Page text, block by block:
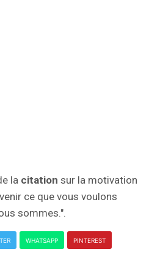
la citation sur la motivation
ce que vous voulons
sommes.".
WHATSAPP PINTEREST